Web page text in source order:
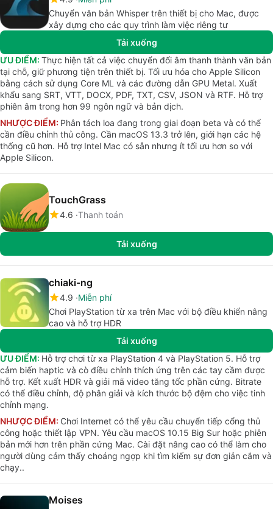
Chuyển văn bản Whisper trên thiết bị cho Mac, được
xây dựng cho các quy trình làm việc riêng tư
Tải xuống
ƯU ĐIỂM: Thực hiện tất cả việc chuyển đổi âm thanh thành văn bản
tại chỗ, giữ phương tiện trên thiết bị. Tối ưu hóa cho Apple Silicon
bằng cách sử dụng Core ML và các đường dẫn GPU Metal. Xuất
khẩu sang SRT, VTT, DOCX, PDF, TXT, CSV, JSON và RTF. Hỗ trợ
phiên âm trong hơn 99 ngôn ngữ và bản dịch.
NHƯỢC ĐIỂM: Phân tách loa đang trong giai đoạn beta và có thể
cần điều chỉnh thủ công. Cần macOS 13.3 trở lên, giới hạn các hệ
thống cũ hơn. Hỗ trợ Intel Mac có sẵn nhưng ít tối ưu hơn so với
Apple Silicon.
TouchGrass
4.6 Thanh toán
Tải xuống
chiaki-ng
4.9 Miễn phí
Chơi PlayStation từ xa trên Mac với bộ điều khiển nâng
cao và hỗ trợ HDR
Tải xuống
ƯU ĐIỂM: Hỗ trợ chơi từ xa PlayStation 4 và PlayStation 5. Hỗ trợ
cảm biến haptic và cò điều chỉnh thích ứng trên các tay cầm được
hỗ trợ. Kết xuất HDR và giải mã video tăng tốc phần cứng. Bitrate
có thể điều chỉnh, độ phân giải và kích thước bộ đệm cho việc tinh
chỉnh mạng.
NHƯỢC ĐIỂM: Chơi Internet có thể yêu cầu chuyển tiếp cổng thủ
công hoặc thiết lập VPN. Yêu cầu macOS 10.15 Big Sur hoặc phiên
bản mới hơn trên phần cứng Mac. Cài đặt nâng cao có thể làm cho
người dùng cảm thấy choáng ngợp khi tìm kiếm sự đơn giản cắm và
chạy..
Moises